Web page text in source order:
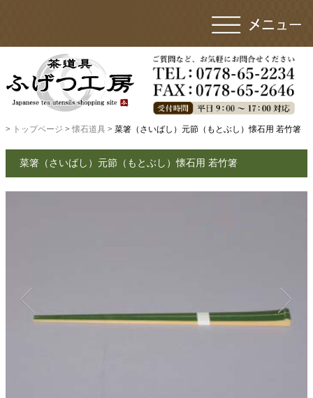
> トップページ > 懐石道具 > 菜箸（さいばし）元節（もとぶし）懐石用 若竹箸
菜箸（さいばし）元節（もとぶし）懐石用 若竹箸